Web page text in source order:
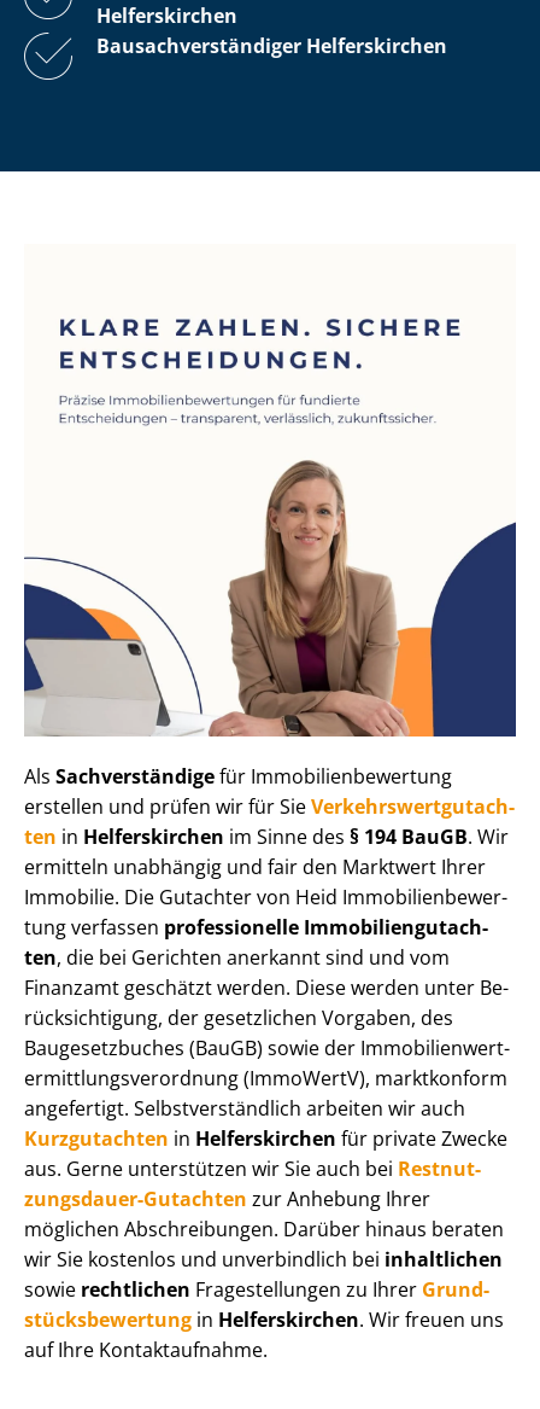
Helferskirchen
Bau­sach­ver­stän­di­ger Helferskirchen
Als Sachverständigefür Im­mo­bi­li­en­be­wer­tung
erstellen und prüfen wir für SieVer­kehrs­wert­gut­ach­
ten in Helferskirchen im Sinne des § 194 BauGB. Wir
ermitteln unabhängig und fair den Marktwert Ihrer
Immobilie. Die Gutachter von Heid Im­mo­bi­li­en­be­wer­
tung verfassen professionelle Im­mo­bi­li­en­gut­ach­
ten, die bei Gerichten anerkannt sind und vom
Finanzamt geschätzt werden. Diese werden unter Be­
rück­sich­ti­gung, der gesetzlichen Vorgaben, des
Baugesetzbuches (BauGB) sowie der Im­mo­bi­li­en­wert­
ermitt­lungs­ver­ord­nung (ImmoWertV), marktkonform
angefertigt. Selbst­ver­ständ­lich arbeiten wir auch
Kurzgutachten in Helferskirchen für private Zwecke
aus. Gerne unterstützen wir Sie auch bei Rest­nut­
zungs­dau­er-Gutachten zur Anhebung Ihrer
möglichen Abschreibungen. Darüber hinaus beraten
wir Sie kostenlos und unverbindlich bei inhaltlichen
sowie rechtlichen Fragestellungen zu Ihrer Grund­
stücks­be­wer­tung in Helferskirchen. Wir freuen uns
auf Ihre Kontaktaufnahme.